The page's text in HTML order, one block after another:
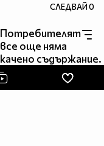
СЛЕДВАЙ0
Потребителят
все още няма
качено съдържание.